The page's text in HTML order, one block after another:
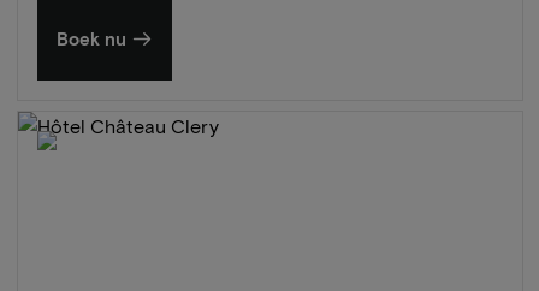
Boek nu